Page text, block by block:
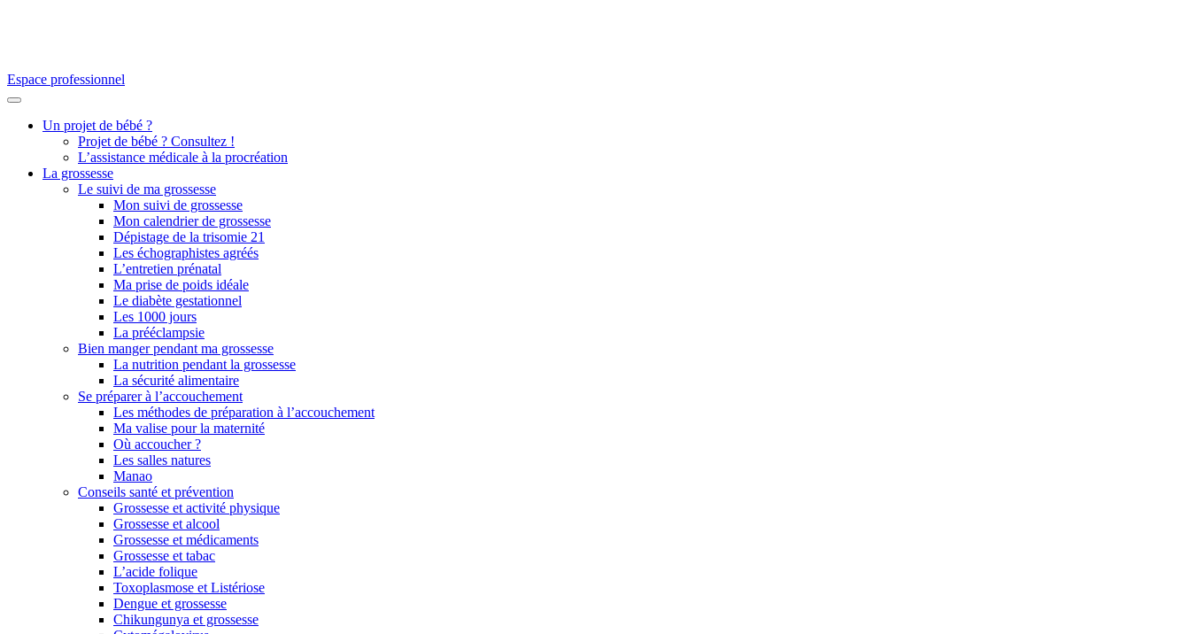
Espace professionnel
Un projet de bébé ?
Projet de bébé ? Consultez !
L’assistance médicale à la procréation
La grossesse
Le suivi de ma grossesse
Mon suivi de grossesse
Mon calendrier de grossesse
Dépistage de la trisomie 21
Les échographistes agréés
L’entretien prénatal
Ma prise de poids idéale
Le diabète gestationnel
Les 1000 jours
La prééclampsie
Bien manger pendant ma grossesse
La nutrition pendant la grossesse
La sécurité alimentaire
Se préparer à l’accouchement
Les méthodes de préparation à l’accouchement
Ma valise pour la maternité
Où accoucher ?
Les salles natures
Manao
Conseils santé et prévention
Grossesse et activité physique
Grossesse et alcool
Grossesse et médicaments
Grossesse et tabac
L’acide folique
Toxoplasmose et Listériose
Dengue et grossesse
Chikungunya et grossesse